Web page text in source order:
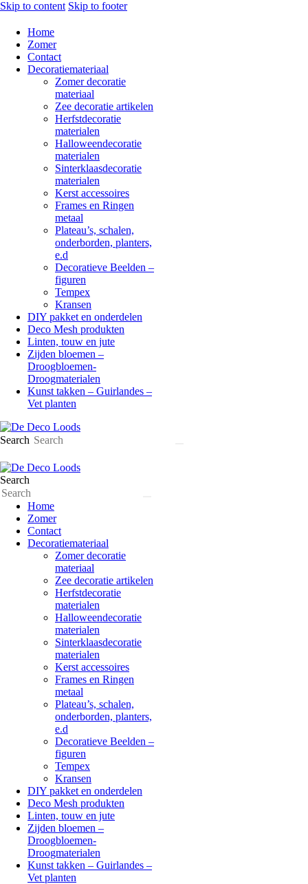
Skip to content Skip to footer
Home
Zomer
Contact
Decoratiemateriaal
Zomer decoratie
materiaal
Zee decoratie artikelen
Herfstdecoratie
materialen
Halloweendecoratie
materialen
Sinterklaasdecoratie
materialen
Kerst accessoires
Frames en Ringen
metaal
Plateau’s, schalen,
onderborden, planters,
e.d
Decoratieve Beelden –
figuren
Tempex
Kransen
DIY pakket en onderdelen
Deco Mesh produkten
Linten, touw en jute
Zijden bloemen –
Droogbloemen-
Droogmaterialen
Kunst takken – Guirlandes –
Vet planten
Search
Search
Home
Zomer
Contact
Decoratiemateriaal
Zomer decoratie
materiaal
Zee decoratie artikelen
Herfstdecoratie
materialen
Halloweendecoratie
materialen
Sinterklaasdecoratie
materialen
Kerst accessoires
Frames en Ringen
metaal
Plateau’s, schalen,
onderborden, planters,
e.d
Decoratieve Beelden –
figuren
Tempex
Kransen
DIY pakket en onderdelen
Deco Mesh produkten
Linten, touw en jute
Zijden bloemen –
Droogbloemen-
Droogmaterialen
Kunst takken – Guirlandes –
Vet planten